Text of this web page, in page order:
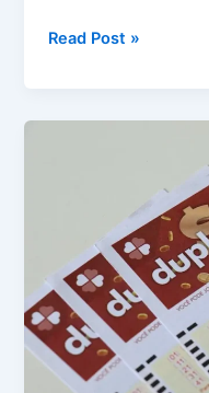
Resultado
–
Read Post »